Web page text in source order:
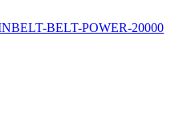
BELT-POWER-20000